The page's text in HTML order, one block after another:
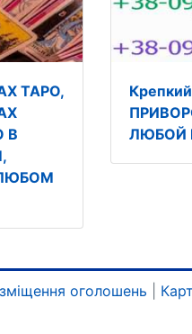
ТАРО,
В
ЛЮБОЙ
оголошень